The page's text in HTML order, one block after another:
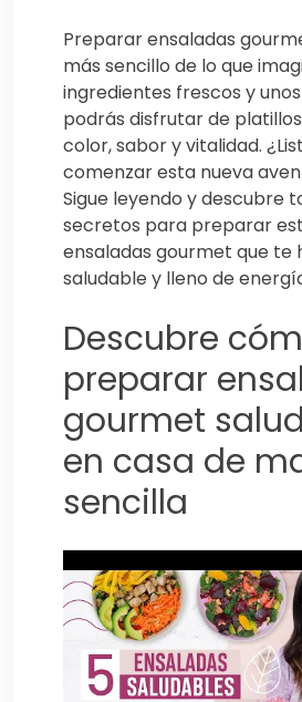
Preparar ensaladas
más sencillo de lo que
ingredientes frescos y
podrás disfrutar de
color, sabor y vitalidad.
comenzar esta nueva
Sigue leyendo y descubre
secretos para preparar
ensaladas gourmet que te
saludable y lleno de
Descubre
preparar
gourmet
en casa de
sencilla